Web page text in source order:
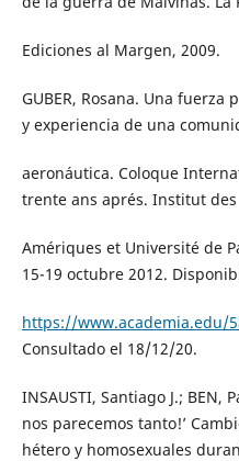
Ediciones al Margen, 2009.
GUBER, Rosana. Una
y experiencia de una
aeronáutica. Coloque
trente ans aprés. Institut des
Amériques et Université de
15-19 octubre 2012.
https://www.academia.edu/
Consultado el 18/12/20.
INSAUSTI, Santiago J.; BEN,
nos parecemos tanto!’
hétero y homosexuales